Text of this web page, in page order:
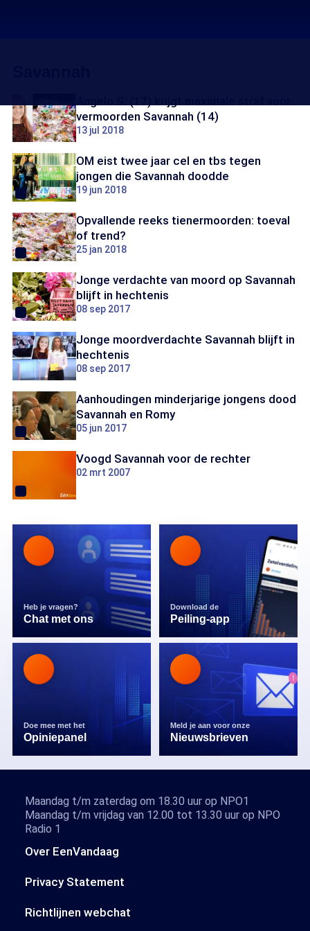
vermoorden Savannah (14)
13 jul 2018
OM eist twee jaar cel en tbs tegen
jongen die Savannah doodde
19 jun 2018
Opvallende reeks tienermoorden: toeval
of trend?
25 jan 2018
Jonge verdachte van moord op Savannah
blijft in hechtenis
08 sep 2017
Jonge moordverdachte Savannah blijft in
hechtenis
08 sep 2017
Aanhoudingen minderjarige jongens dood
Savannah en Romy
05 jun 2017
Voogd Savannah voor de rechter
02 mrt 2007
Heb je vragen?
Chat met ons
Download de
Peiling-app
Doe mee met het
Opiniepanel
Meld je aan voor onze
Nieuwsbrieven
Over EenVandaag
Privacy Statement
Richtlijnen webchat
Maandag t/m zaterdag om 18.30 uur op NPO1
Maandag t/m vrijdag van 12.00 tot 13.30 uur op NPO
Radio 1